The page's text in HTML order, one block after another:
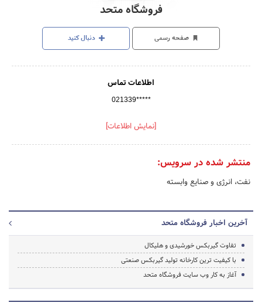
فروشگاه متحد
صفحه رسمی دنبال کنید
اطلاعات تماس
021339*****
[نمایش اطلاعات]
منتشر شده در سرویس:
نفت، انرژی و صنایع وابسته
آخرین اخبار فروشگاه متحد
تفاوت گیربکس خورشیدی و هلیکال
با کیفیت ترین کارخانه تولید گیربکس صنعتی
آغاز به کار وب سایت فروشگاه متحد